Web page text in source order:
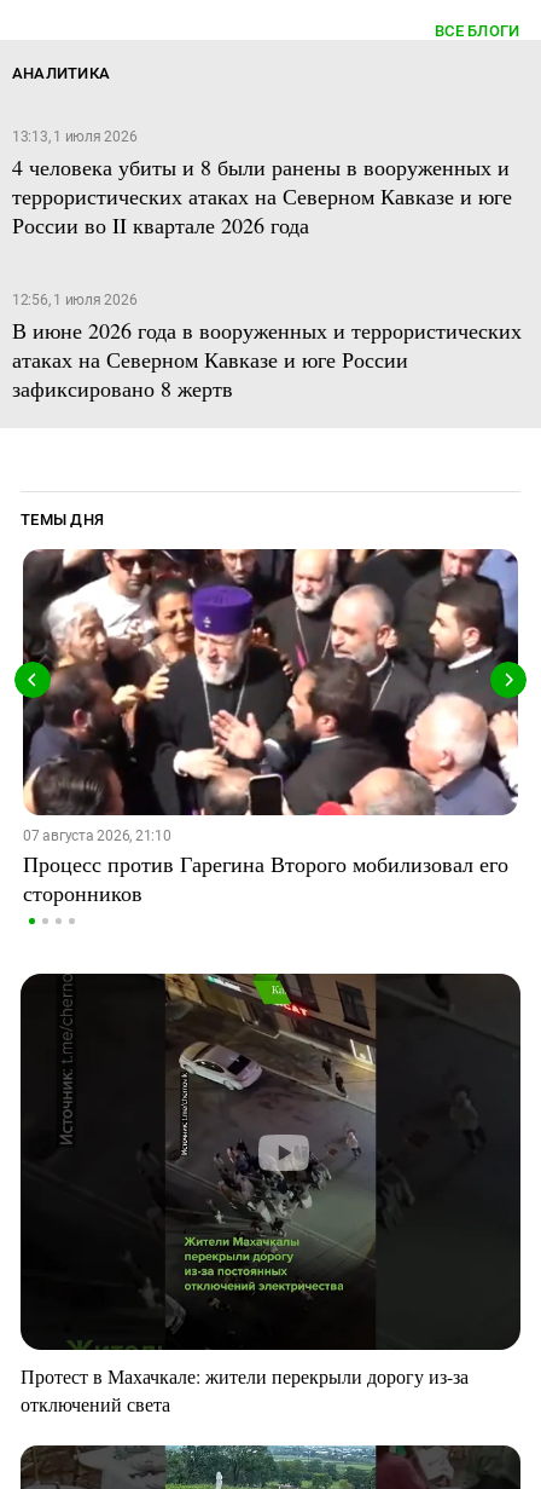
ВСЕ БЛОГИ
АНАЛИТИКА
13:13, 1 июля 2026
4 человека убиты и 8 были ранены в вооруженных и
террористических атаках на Северном Кавказе и юге
России во II квартале 2026 года
12:56, 1 июля 2026
В июне 2026 года в вооруженных и террористических
атаках на Северном Кавказе и юге России
зафиксировано 8 жертв
ТЕМЫ ДНЯ
07 августа 2026, 21:10
Процесс против Гарегина Второго мобилизовал его
сторонников
Протест в Махачкале: жители перекрыли дорогу из-за
отключений света